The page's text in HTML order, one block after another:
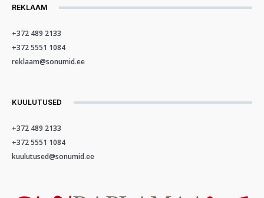
REKLAAM
+372 489 2133
+372 5551 1084
reklaam@sonumid.ee
KUULUTUSED
+372 489 2133
+372 5551 1084
kuulutused@sonumid.ee